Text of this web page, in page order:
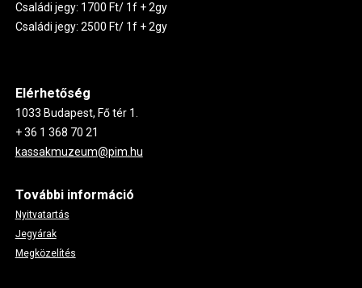
Családi jegy: 1700 Ft/ 1f + 2gy
Családi jegy: 2500 Ft/ 1f + 2gy
Elérhetőség
1033 Budapest, Fő tér 1.
+ 36 1 368 70 21
kassakmuzeum@pim.hu
További információ
Nyitvatartás
Jegyárak
Megközelítés